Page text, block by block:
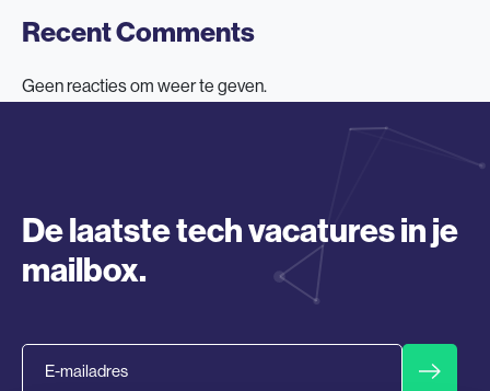
Recent Comments
Geen reacties om weer te geven.
De laatste tech vacatures in je
mailbox.